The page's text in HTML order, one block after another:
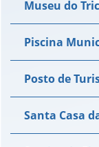
Museu do
Piscina
Posto de
Santa Casa